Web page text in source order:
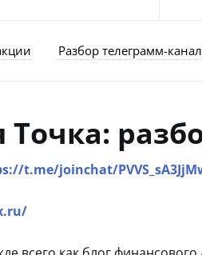
Разбор телеграмм-
t.me/joinchat/